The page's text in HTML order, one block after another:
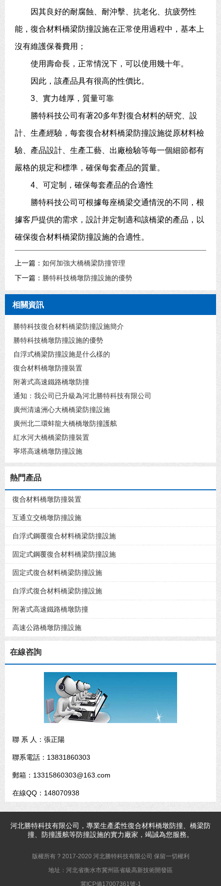
因其良好的耐腐蝕、耐沖擊、抗老化、抗疲勞性
能，復合材料橋梁防撞設施在正常使用過程中，基本上
沒有維護保養費用；
使用壽命長，正常情況下，可以使用幾十年。
因此，該產品具有很高的性價比。
3、實力雄厚，質量可靠
勝特科技公司有著20多年對復合材料的研究、設
計、生產經驗，每套復合材料橋梁防撞設施從原材料檢
驗、產品設計、生產工藝、出廠檢驗等每一個細節都有
嚴格的規定和標準，確保每套產品的質量。
4、可定制，確保每套產品的合適性
勝特科技公司可根據每座橋梁交通情況的不同，根
據客戶提供的需求，設計并定制適和該橋梁的產品，以
確保復合材料橋梁防撞設施的合適性。
上一篇： 如何加強大橋橋梁防撞管理
下一篇： 勝特科技橋墩防撞設施的優勢
相關資訊
勝特科技復合材料橋梁防撞設施簡介
勝特科技橋墩防撞設施的優勢
自浮式橋梁防撞設施是什么樣的
復合材料橋墩防撞裝置
附著式高速鐵路橋墩防撞
通知：我公司已升級為河北勝特科技有限公司
廣州清遠洲心大橋橋梁防撞設施
廣州北二環蚌龍大橋橋墩防撞護舷
紅水河大橋橋梁防撞裝置
寧塔高速橋墩防撞設施
熱門產品
復合材料橋墩防撞裝置
互通立交橋墩防撞設施
自浮式鋼覆復合材料橋梁防撞設施
固定式鋼覆復合材料橋梁防撞設施
固定式復合材料橋梁防撞設施
自浮式復合材料橋梁防撞設施
附著式高速鐵路橋墩防撞
高速公路橋墩防撞設施
在線咨詢
聯 系 人：張正陽
聯系電話：13831860303
郵箱：13315860303@163.com
在線QQ：148070938
河北勝特科技有限公司，專業生產柔性復合材料橋墩防撞、橋梁防
撞、防撞護舷等防撞設施的實力廠家，竭誠為您服務。
版權所有 ? 2017-2020 河北勝特科技有限公司 保留一切權利
地址：河北省衡水市冀州區省級高新技術開發區
冀ICP備17007361號-1